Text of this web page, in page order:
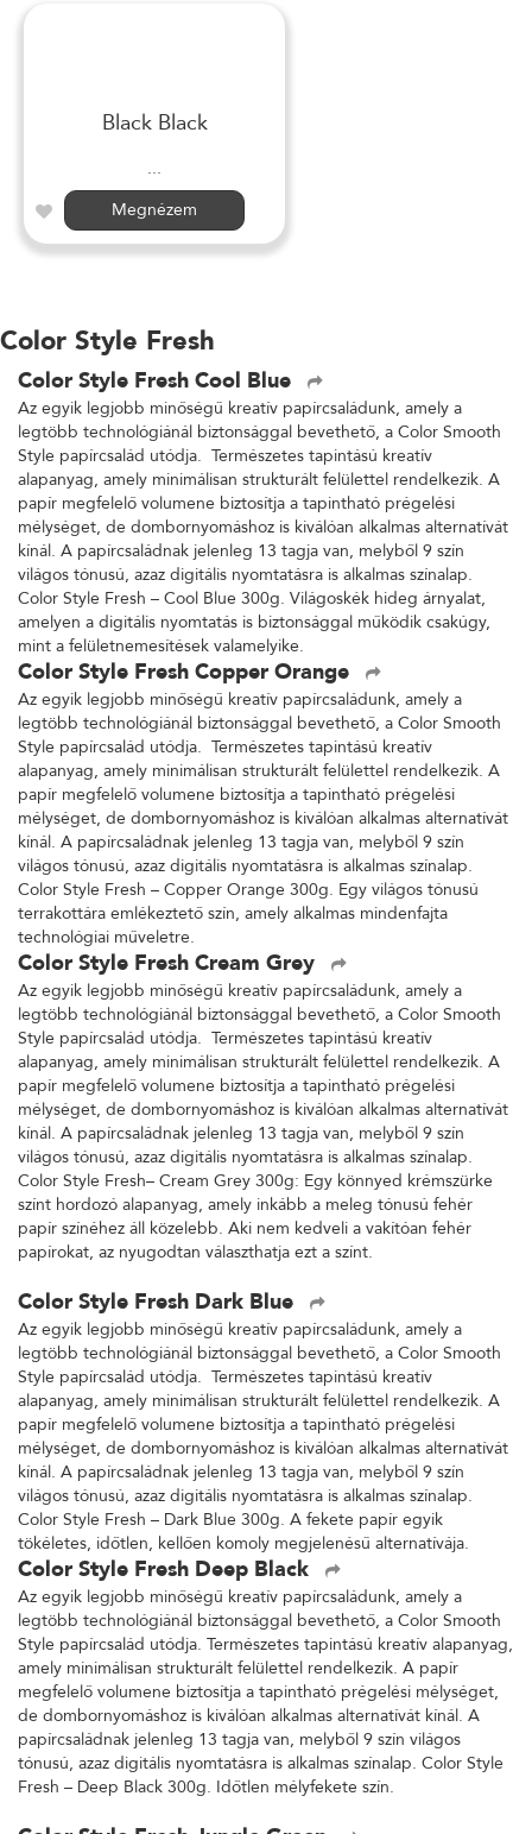
Black Black
...
Megnézem
Color Style Fresh
Color Style Fresh Cool Blue
Az egyik legjobb minőségű kreatív papírcsaládunk, amely a
legtöbb technológiánál biztonsággal bevethető, a Color Smooth
Style papírcsalád utódja. Természetes tapintású kreatív
alapanyag, amely minimálisan strukturált felülettel rendelkezik. A
papír megfelelő volumene biztosítja a tapintható prégelési
mélységet, de dombornyomáshoz is kiválóan alkalmas alternatívát
kínál. A papírcsaládnak jelenleg 13 tagja van, melyből 9 szín
világos tónusú, azaz digitális nyomtatásra is alkalmas színalap.
Color Style Fresh – Cool Blue 300g. Világoskék hideg árnyalat,
amelyen a digitális nyomtatás is biztonsággal működik csakúgy,
mint a felületnemesítések valamelyike.
Color Style Fresh Copper Orange
Az egyik legjobb minőségű kreatív papírcsaládunk, amely a
legtöbb technológiánál biztonsággal bevethető, a Color Smooth
Style papírcsalád utódja. Természetes tapintású kreatív
alapanyag, amely minimálisan strukturált felülettel rendelkezik. A
papír megfelelő volumene biztosítja a tapintható prégelési
mélységet, de dombornyomáshoz is kiválóan alkalmas alternatívát
kínál. A papírcsaládnak jelenleg 13 tagja van, melyből 9 szín
világos tónusú, azaz digitális nyomtatásra is alkalmas színalap.
Color Style Fresh – Copper Orange 300g. Egy világos tónusú
terrakottára emlékeztető szín, amely alkalmas mindenfajta
technológiai műveletre.
Color Style Fresh Cream Grey
Az egyik legjobb minőségű kreatív papírcsaládunk, amely a
legtöbb technológiánál biztonsággal bevethető, a Color Smooth
Style papírcsalád utódja. Természetes tapintású kreatív
alapanyag, amely minimálisan strukturált felülettel rendelkezik. A
papír megfelelő volumene biztosítja a tapintható prégelési
mélységet, de dombornyomáshoz is kiválóan alkalmas alternatívát
kínál. A papírcsaládnak jelenleg 13 tagja van, melyből 9 szín
világos tónusú, azaz digitális nyomtatásra is alkalmas színalap.
Color Style Fresh– Cream Grey 300g: Egy könnyed krémszürke
színt hordozó alapanyag, amely inkább a meleg tónusú fehér
papír színéhez áll közelebb. Aki nem kedveli a vakítóan fehér
papírokat, az nyugodtan választhatja ezt a színt.
Color Style Fresh Dark Blue
Az egyik legjobb minőségű kreatív papírcsaládunk, amely a
legtöbb technológiánál biztonsággal bevethető, a Color Smooth
Style papírcsalád utódja. Természetes tapintású kreatív
alapanyag, amely minimálisan strukturált felülettel rendelkezik. A
papír megfelelő volumene biztosítja a tapintható prégelési
mélységet, de dombornyomáshoz is kiválóan alkalmas alternatívát
kínál. A papírcsaládnak jelenleg 13 tagja van, melyből 9 szín
világos tónusú, azaz digitális nyomtatásra is alkalmas színalap.
Color Style Fresh – Dark Blue 300g. A fekete papír egyik
tökéletes, időtlen, kellően komoly megjelenésű alternatívája.
Color Style Fresh Deep Black
Az egyik legjobb minőségű kreatív papírcsaládunk, amely a
legtöbb technológiánál biztonsággal bevethető, a Color Smooth
Style papírcsalád utódja. Természetes tapintású kreatív alapanyag,
amely minimálisan strukturált felülettel rendelkezik. A papír
megfelelő volumene biztosítja a tapintható prégelési mélységet,
de dombornyomáshoz is kiválóan alkalmas alternatívát kínál. A
papírcsaládnak jelenleg 13 tagja van, melyből 9 szín világos
tónusú, azaz digitális nyomtatásra is alkalmas színalap. Color Style
Fresh – Deep Black 300g. Időtlen mélyfekete szín.